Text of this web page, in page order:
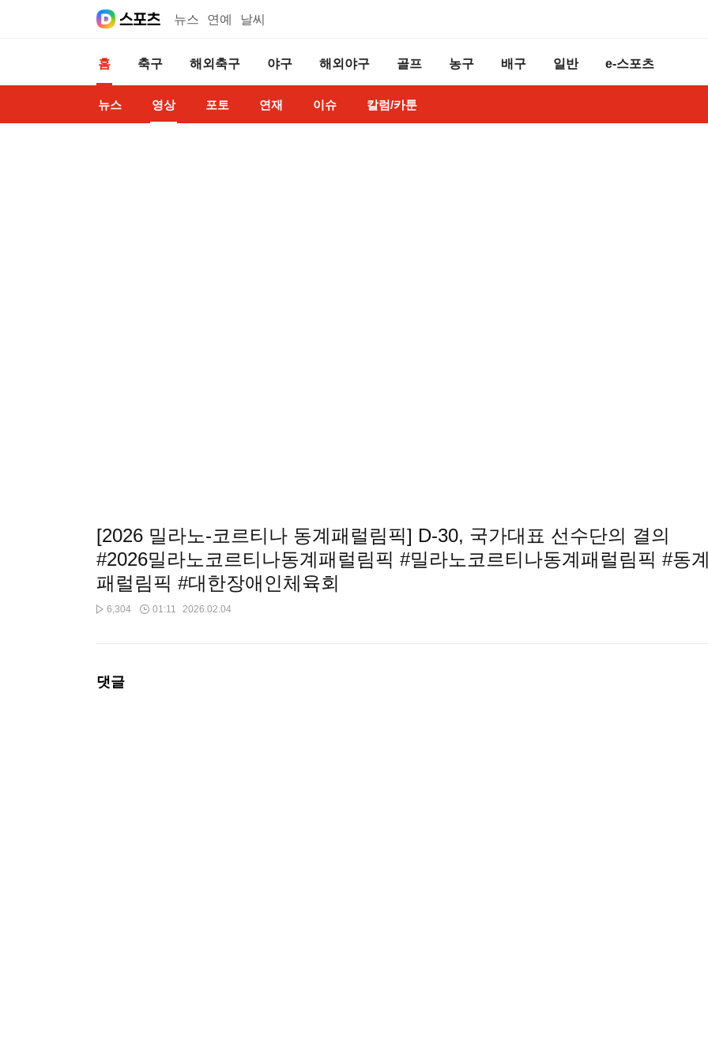
뉴스 연예 날씨
홈 축구 해외축구 야구 해외야구 골프 농구 배구 일반 e-스포츠
뉴스 영상 포토 연재 이슈 칼럼/카툰
[2026 밀라노-코르티나 동계패럴림픽] D-30, 국가대표 선수단의 결의
#2026밀라노코르티나동계패럴림픽 #밀라노코르티나동계패럴림픽 #동
패럴림픽 #대한장애인체육회
6,304 01:11 2026.02.04
댓글